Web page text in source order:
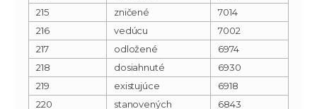
215
zničené
7014
216
vedúcu
7002
217
odložené
6974
218
dosiahnuté
6930
219
existujúce
6918
220
stanovených
6843